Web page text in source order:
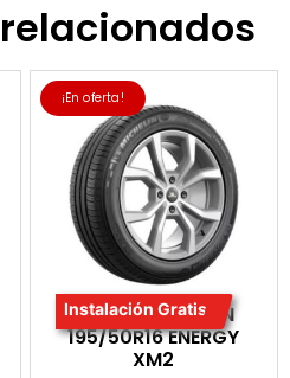
¡En oferta!
Instalación Gratis
LLANTA MICHELIN
195/50R16 ENERGY
XM2